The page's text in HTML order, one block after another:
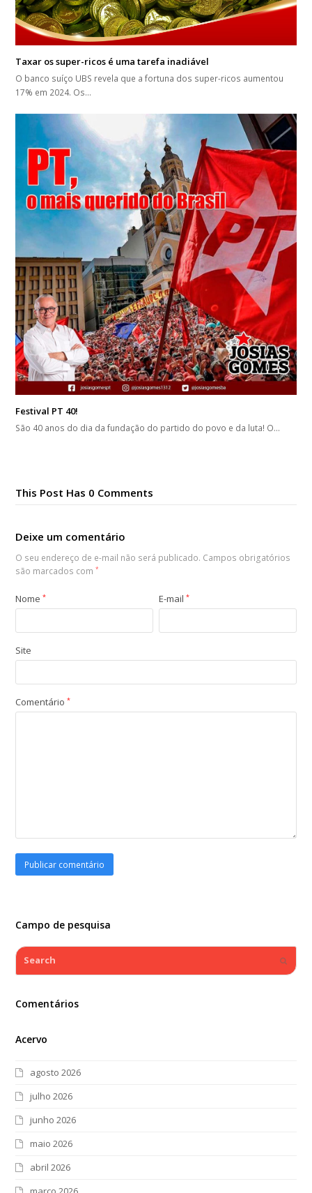
Taxar os super-ricos é uma tarefa inadiável
O banco suíço UBS revela que a fortuna dos super-ricos aumentou
17% em 2024. Os…
Festival PT 40!
São 40 anos do dia da fundação do partido do povo e da luta! O…
This Post Has 0 Comments
Deixe um comentário
O seu endereço de e-mail não será publicado. Campos obrigatórios
são marcados com*
Nome* E-mail*
Site
Comentário*
Campo de pesquisa
Search
Comentários
Acervo
agosto 2026
julho 2026
junho 2026
maio 2026
abril 2026